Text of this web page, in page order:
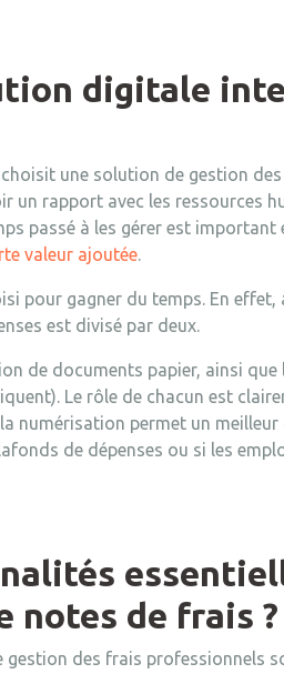
digitale
une solution de gestion
un rapport avec les ressources
passé à les gérer est important
valeur ajoutée.
pour gagner du temps. En effet,
est divisé par deux.
de documents papier, ainsi
Le rôle de chacun est
numérisation permet un
de dépenses ou si les
de frais ?
des frais professionnels